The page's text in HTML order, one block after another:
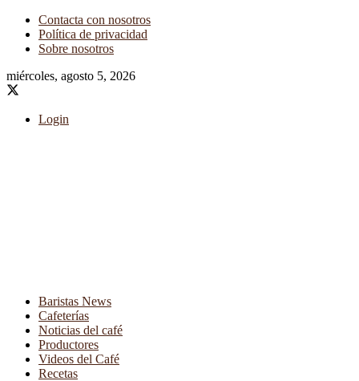
Contacta con nosotros
Política de privacidad
Sobre nosotros
miércoles, agosto 5, 2026
Login
Baristas News
Cafeterías
Noticias del café
Productores
Videos del Café
Recetas